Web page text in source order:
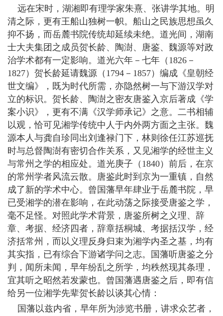
远在宋时，湖湘即有理学家朱熹、张讲学其地。明
清之际，更有王船山独树一帜。船山之民族思想虽久
抑不扬，而岳麓书院传统却延续未绝。道光间，湖南
士大夫集团之成员贺长龄、陶澍、唐鉴、魏源等对政
治学术都有一定影响。道光六年－七年（1826－
1827）贺长龄延请魏源（1794－1857）编成《皇朝经
世文编》，既为时代所需，亦隐然树一与下游汉学对
立的标识。贺长龄、陶澍之密友唐鉴入京后著成《学
案小识》，更有不满《汉学师承记》之意。二书相辅
以观，恰可见湘学传统中人于内外两方面之主张。魏
源本人与龚自珍同出刘逢禄门下，林则徐任江苏巡抚
时与总督陶澍有密切合作关系，又见湘学的经世主义
与常州之学的相应处。道光庚子（1840）前后，在京
的常州学者风流云散。唐鉴此时到京为一重镇，自然
成了新的学术中心。曾国藩早年肆业于岳麓书院，早
已受湘学的潜在影响，在此动荡之际接受唐鉴之学，
毫不足怪。对照此学术背景，唐鉴所树之义理、辞
章、考据、经济四者，辞章括桐城、考据括汉学，经
济括常州，而以义理反身归束为湘学内圣之基，均有
其实指，已有综合下游诸学问之志。国藩听唐鉴之分
判，闻所未闻，早年纷乱之所学，均秩然现其条理，
宜其听之昭然若发蒙也。曾国藩遇唐鉴之后，即有信
给另一位湘学先辈贺长龄以谈其心情：
国藩以兹内省，早年所为涉览书册，讲求众艺者，